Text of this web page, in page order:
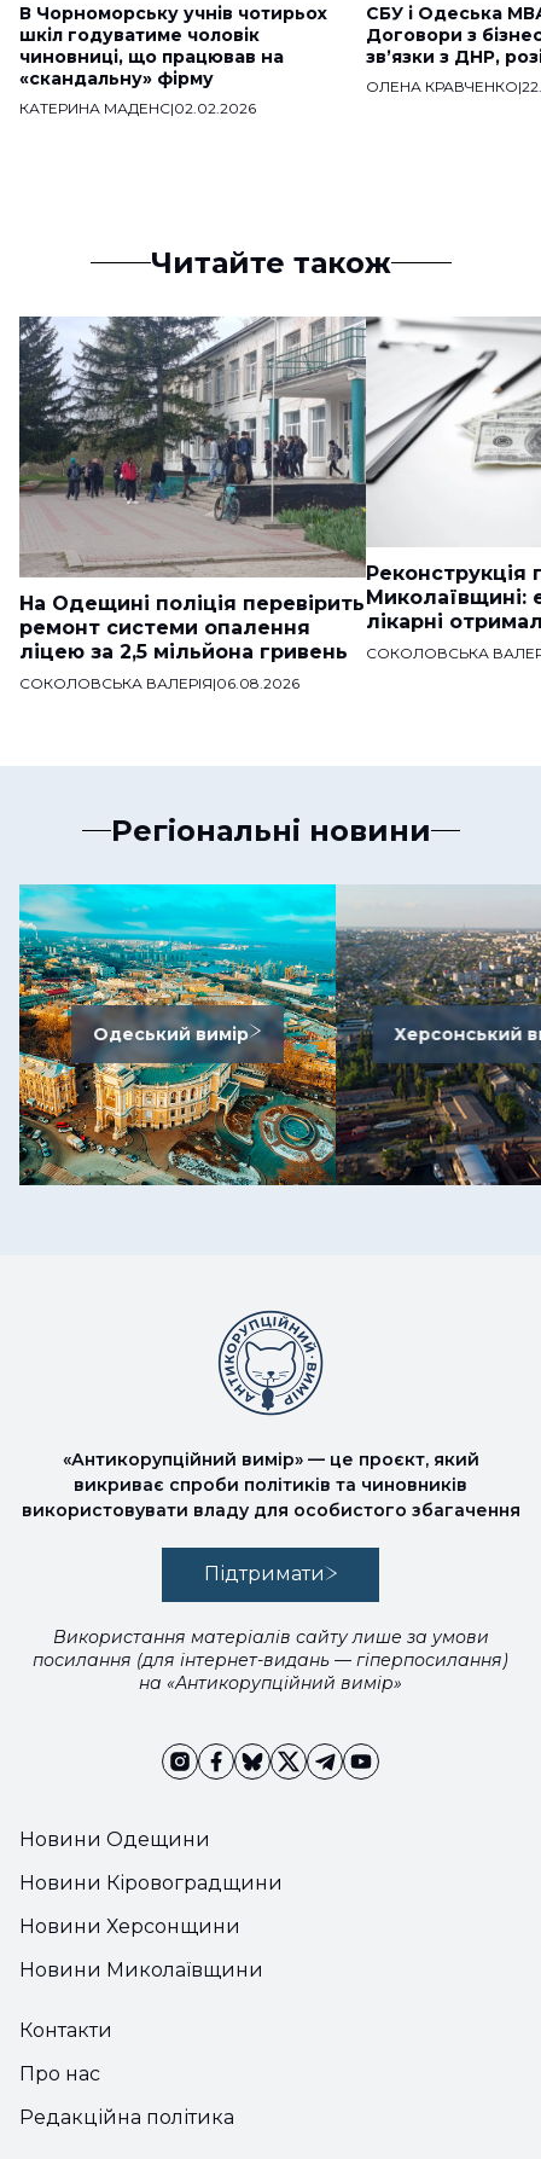
В Чорноморську учнів чотирьох
шкіл годуватиме чоловік
чиновниці, що працював на
«скандальну» фірму
КАТЕРИНА МАДЕНС|02.02.2026
СБУ і Одеська
Договори з
звʼязки з ДНР,
ОЛЕНА КРАВЧЕНКО|
Читайте також
На Одещині поліція перевірить
ремонт системи опалення
ліцею за 2,5 мільйона гривень
СОКОЛОВСЬКА ВАЛЕРІЯ|06.08.2026
Реконструкція
Миколаївщині:
лікарні
СОКОЛОВСЬКА
Регіональні новини
Одеський вимір Херсонський
Новини Одещини
Новини Кіровоградщини
Новини Херсонщини
Новини Миколаївщини
«Антикорупційний вимір» — це проєкт, який
викриває спроби політиків та чиновників
використовувати владу для особистого збагачення
Підтримати
Використання матеріалів сайту лише за умови
посилання (для інтернет-видань — гіперпосилання)
на «Антикорупційний вимір»
Контакти
Про нас
Редакційна політика